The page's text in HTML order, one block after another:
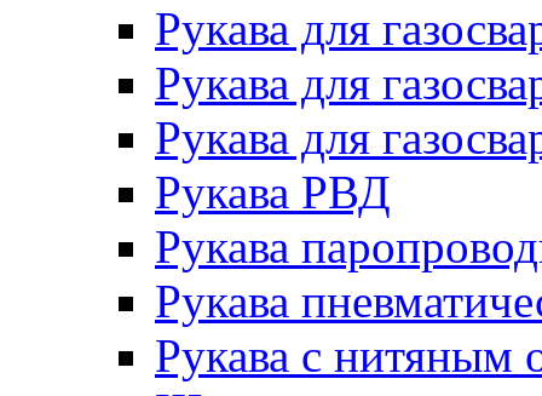
Рукава для
Рукава для
Рукава для
Рукава РВД
Рукава
Рукава
Рукава с нитяным